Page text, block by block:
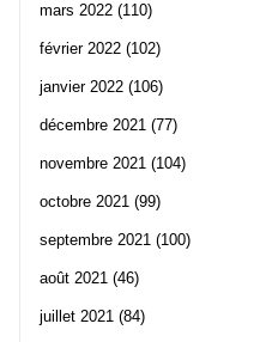
mars 2022 (110)
février 2022 (102)
janvier 2022 (106)
décembre 2021 (77)
novembre 2021 (104)
octobre 2021 (99)
septembre 2021 (100)
août 2021 (46)
juillet 2021 (84)